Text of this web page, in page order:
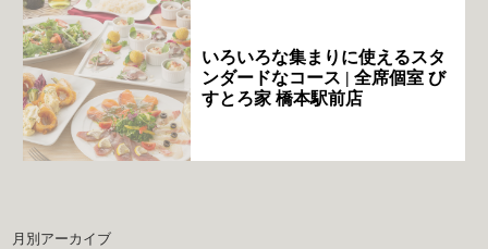
いろいろな集まりに使えるスタ
ンダードなコース | 全席個室 び
すとろ家 橋本駅前店
月別アーカイブ